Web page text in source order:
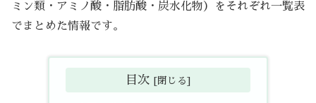
ミン類・アミノ酸・脂肪酸・炭水化物）をそれぞれ一覧表
でまとめた情報です。
目次